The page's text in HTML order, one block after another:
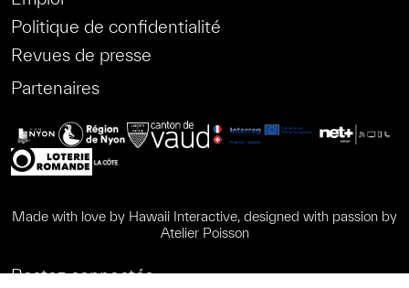
Politique de confidentialité
Revues de presse
Partenaires
Made with love by Hawaii Interactive, designed with passion by
Atelier Poisson
Restez connectés